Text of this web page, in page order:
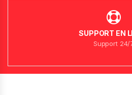
SUPPORT EN
Support 24/